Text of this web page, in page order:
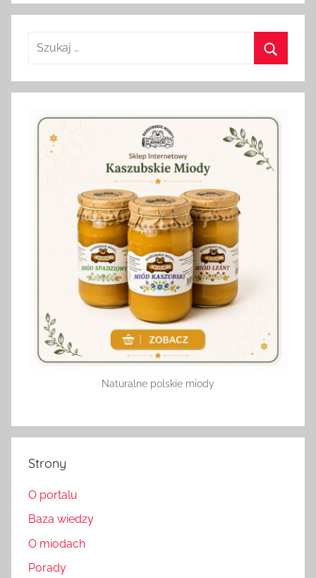
Szukaj:
Naturalne polskie miody
Strony
O portalu
Baza wiedzy
O miodach
Porady